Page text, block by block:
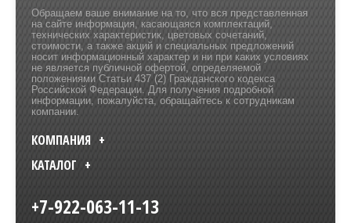
Обращаем ваше внимание на то, что вся представленная
на сайте информация, касающаяся комплектаций,
технических характеристик, цветовых сочетаний,
стоимости, а также акций и специальных предложений
носит информационный характер и ни при каких условиях
не является публичной офертой, определяемой
положениями Статьи 437 (2) Гражданского кодекса
Российской Федерации. Для получения подробной
информации, пожалуйста, обращайтесь к сотрудникам
компании.
КОМПАНИЯ
КАТАЛОГ
+7-922-063-11-13